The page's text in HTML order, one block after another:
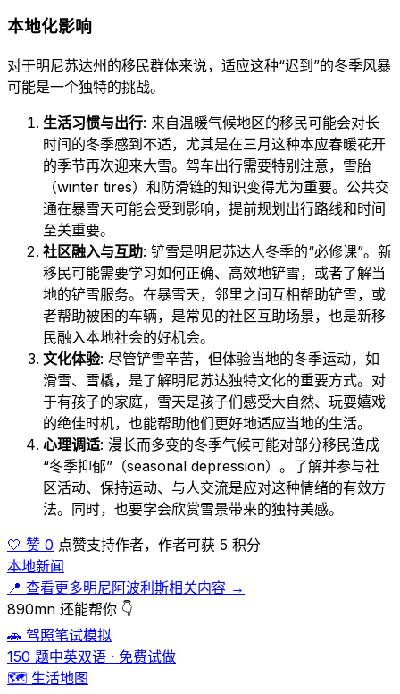
本地化影响
对于明尼苏达州的移民群体来说，适应这种“迟到”的冬季风暴
可能是一个独特的挑战。
生活习惯与出行: 来自温暖气候地区的移民可能会对长
时间的冬季感到不适，尤其是在三月这种本应春暖花开
的季节再次迎来大雪。驾车出行需要特别注意，雪胎
（winter tires）和防滑链的知识变得尤为重要。公共交
通在暴雪天可能会受到影响，提前规划出行路线和时间
至关重要。
社区融入与互助: 铲雪是明尼苏达人冬季的“必修课”。新
移民可能需要学习如何正确、高效地铲雪，或者了解当
地的铲雪服务。在暴雪天，邻里之间互相帮助铲雪，或
者帮助被困的车辆，是常见的社区互助场景，也是新移
民融入本地社会的好机会。
文化体验: 尽管铲雪辛苦，但体验当地的冬季运动，如
滑雪、雪橇，是了解明尼苏达独特文化的重要方式。对
于有孩子的家庭，雪天是孩子们感受大自然、玩耍嬉戏
的绝佳时机，也能帮助他们更好地适应当地的生活。
心理调适: 漫长而多变的冬季气候可能对部分移民造成
“冬季抑郁”（seasonal depression）。了解并参与社
区活动、保持运动、与人交流是应对这种情绪的有效方
法。同时，也要学会欣赏雪景带来的独特美感。
🤍 赞 0 点赞支持作者，作者可获 5 积分
本地新闻
📍 查看更多明尼阿波利斯相关内容 →
890mn 还能帮你 👇
🚗 驾照笔试模拟
150 题中英双语 · 免费试做
🗺️ 生活地图